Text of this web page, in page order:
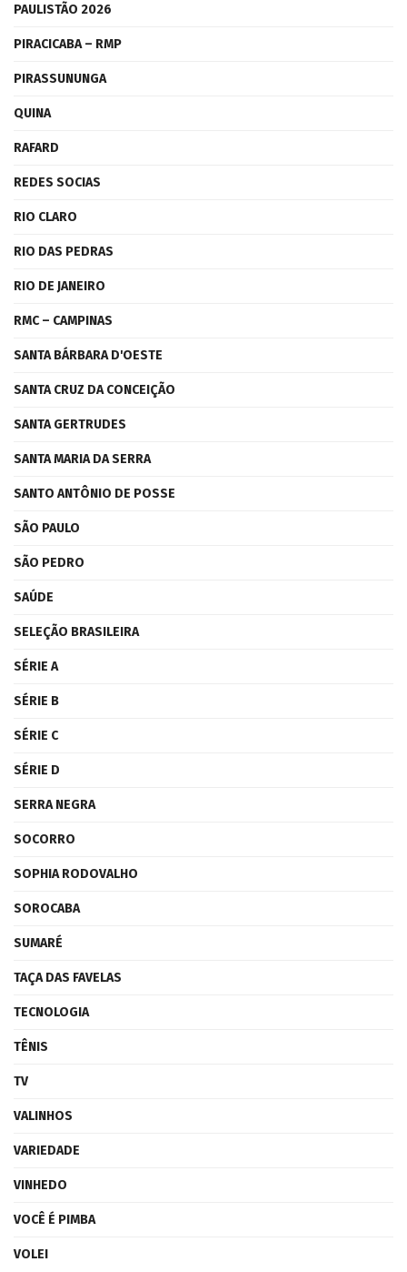
PAULISTÃO 2026
PIRACICABA – RMP
PIRASSUNUNGA
QUINA
RAFARD
REDES SOCIAS
RIO CLARO
RIO DAS PEDRAS
RIO DE JANEIRO
RMC – CAMPINAS
SANTA BÁRBARA D'OESTE
SANTA CRUZ DA CONCEIÇÃO
SANTA GERTRUDES
SANTA MARIA DA SERRA
SANTO ANTÔNIO DE POSSE
SÃO PAULO
SÃO PEDRO
SAÚDE
SELEÇÃO BRASILEIRA
SÉRIE A
SÉRIE B
SÉRIE C
SÉRIE D
SERRA NEGRA
SOCORRO
SOPHIA RODOVALHO
SOROCABA
SUMARÉ
TAÇA DAS FAVELAS
TECNOLOGIA
TÊNIS
TV
VALINHOS
VARIEDADE
VINHEDO
VOCÊ É PIMBA
VOLEI